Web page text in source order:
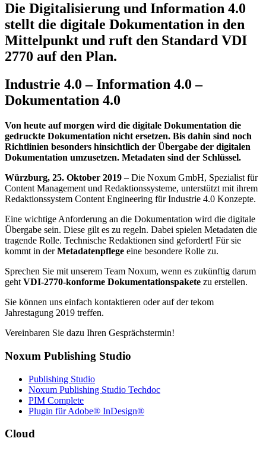
Die Digitalisierung und Information 4.0
stellt die digitale Dokumentation in den
Mittelpunkt und ruft den Standard VDI
2770 auf den Plan.
Industrie 4.0 – Information 4.0 –
Dokumentation 4.0
Von heute auf morgen wird die digitale Dokumentation die
gedruckte Dokumentation nicht ersetzen. Bis dahin sind noch
Richtlinien besonders hinsichtlich der Übergabe der digitalen
Dokumentation umzusetzen. Metadaten sind der Schlüssel.
Würzburg, 25. Oktober 2019 – Die Noxum GmbH, Spezialist für
Content Management und Redaktionssysteme, unterstützt mit ihrem
Redaktionssystem Content Engineering für Industrie 4.0 Konzepte.
Eine wichtige Anforderung an die Dokumentation wird die digitale
Übergabe sein. Diese gilt es zu regeln. Dabei spielen Metadaten die
tragende Rolle. Technische Redaktionen sind gefordert! Für sie
kommt in derMetadatenpflege eine besondere Rolle zu.
Sprechen Sie mit unserem Team Noxum, wenn es zukünftig darum
geht VDI-2770-konforme Dokumentationspakete zu erstellen.
Sie können uns einfach kontaktieren oder auf der tekom
Jahrestagung 2019 treffen.
Vereinbaren Sie dazu Ihren Gesprächstermin!
Noxum Publishing Studio
Publishing Studio
Noxum Publishing Studio Techdoc
PIM Complete
Plugin für Adobe® InDesign®
Cloud